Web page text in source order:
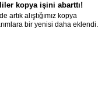
kopya işini abarttı!
artık alıştığımız kopya
bir yenisi daha eklendi.